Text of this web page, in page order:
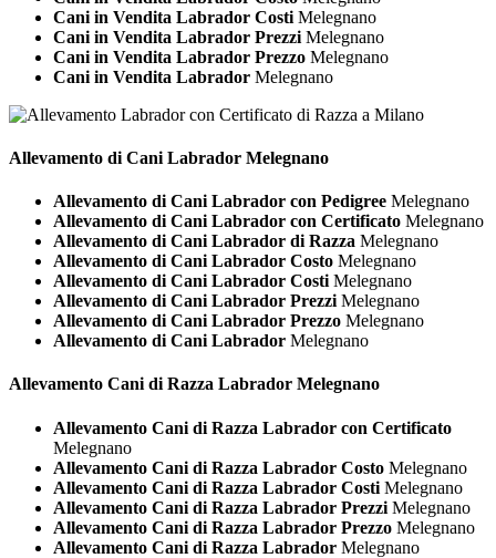
Cani in Vendita Labrador Costi Melegnano
Cani in Vendita Labrador Prezzi Melegnano
Cani in Vendita Labrador Prezzo Melegnano
Cani in Vendita Labrador Melegnano
Allevamento di Cani Labrador Melegnano
Allevamento di Cani Labrador con Pedigree Melegnano
Allevamento di Cani Labrador con Certificato Melegnano
Allevamento di Cani Labrador di Razza Melegnano
Allevamento di Cani Labrador Costo Melegnano
Allevamento di Cani Labrador Costi Melegnano
Allevamento di Cani Labrador Prezzi Melegnano
Allevamento di Cani Labrador Prezzo Melegnano
Allevamento di Cani Labrador Melegnano
Allevamento Cani di Razza Labrador Melegnano
Allevamento Cani di Razza Labrador con Certificato
Melegnano
Allevamento Cani di Razza Labrador Costo Melegnano
Allevamento Cani di Razza Labrador Costi Melegnano
Allevamento Cani di Razza Labrador Prezzi Melegnano
Allevamento Cani di Razza Labrador Prezzo Melegnano
Allevamento Cani di Razza Labrador Melegnano